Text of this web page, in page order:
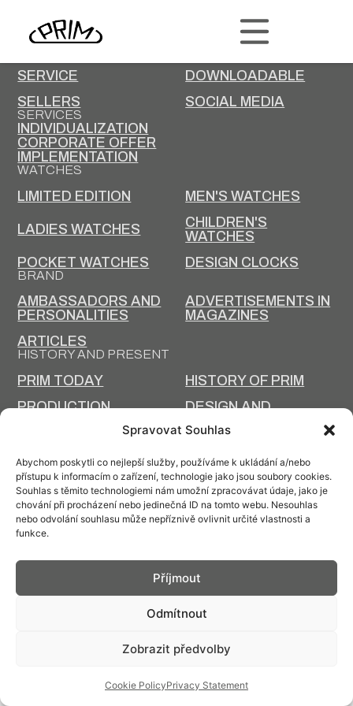
Spravovat Souhlas
Abychom poskytli co nejlepší služby, používáme k ukládání a/nebo
přístupu k informacím o zařízení, technologie jako jsou soubory cookies.
Souhlas s těmito technologiemi nám umožní zpracovávat údaje, jako je
chování při procházení nebo jedinečná ID na tomto webu. Nesouhlas
nebo odvolání souhlasu může nepříznivě ovlivnit určité vlastnosti a
funkce.
Příjmout
Odmítnout
Zobrazit předvolby
Cookie PolicyPrivacy Statement
PRIM
CAREER AT PRIM
SERVICE
DOWNLOADABLE
SELLERS
SOCIAL MEDIA
SERVICES
INDIVIDUALIZATION
CORPORATE OFFER
IMPLEMENTATION
WATCHES
LIMITED EDITION MEN'S WATCHES
LADIES WATCHES
CHILDREN'S
WATCHES
POCKET WATCHES
DESIGN CLOCKS
BRAND
AMBASSADORS AND
PERSONALITIES
ADVERTISEMENTS IN
MAGAZINES
ARTICLES
HISTORY AND PRESENT
PRIM TODAY
HISTORY OF PRIM
PRODUCTION
DESIGN AND
Contact: info@prim.cz
© PRIM2026